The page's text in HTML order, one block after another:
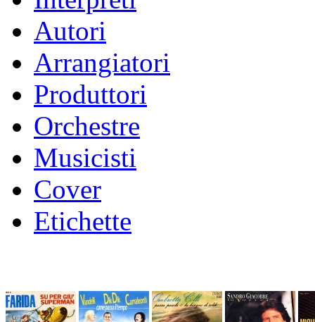
Autori
Arrangiatori
Produttori
Orchestre
Musicisti
Cover
Etichette